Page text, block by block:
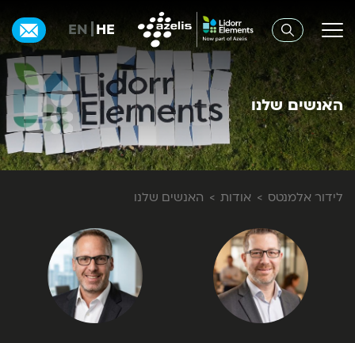
HE
EN
האנשים שלנו
לידור אלמנטס אודות האנשים שלנו